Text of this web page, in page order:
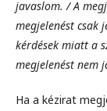
javaslom. / A
megjelenést csak
kérdések miatt a
megjelenést nem
Ha a kézirat